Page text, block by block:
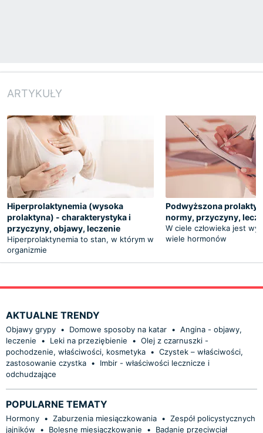
ARTYKUŁY
Hiperprolaktynemia (wysoka
prolaktyna) - charakterystyka i
przyczyny, objawy, leczenie
Hiperprolaktynemia to stan, w którym w
organizmie
Podwyższona
normy, przyczyny,
W ciele człowieka jest
wiele hormonów
AKTUALNE TRENDY
Objawy grypy • Domowe sposoby na katar • Angina - objawy,
leczenie
• Leki na przeziębienie • Olej z czarnuszki -
pochodzenie, właściwości, kosmetyka • Czystek – właściwości,
zastosowanie czystka •
Imbir - właściwości lecznicze i
odchudzające
POPULARNE TEMATY
Hormony • Zaburzenia miesiączkowania • Zespół policystycznych
jajników
• Bolesne miesiączkowanie •
Badanie przeciwciał